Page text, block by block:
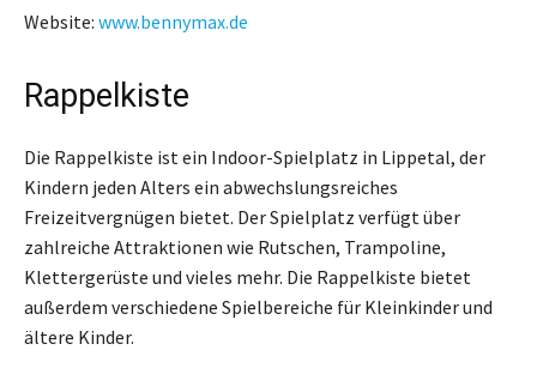
Website: www.bennymax.de
Rappelkiste
Die Rappelkiste ist ein Indoor-Spielplatz in Lippetal, der
Kindern jeden Alters ein abwechslungsreiches
Freizeitvergnügen bietet. Der Spielplatz verfügt über
zahlreiche Attraktionen wie Rutschen, Trampoline,
Klettergerüste und vieles mehr. Die Rappelkiste bietet
außerdem verschiedene Spielbereiche für Kleinkinder und
ältere Kinder.